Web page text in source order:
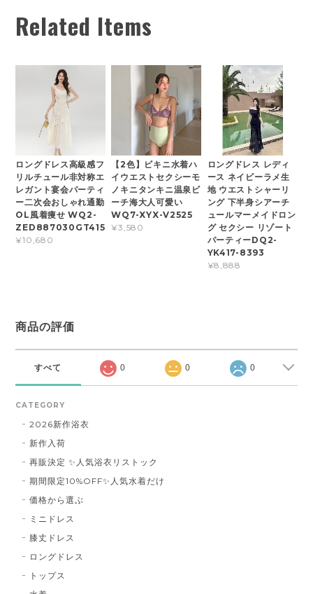
Related Items
ロングドレス高級感フ
リルチュール非対称エ
レガント宴会パーティ
ー二次会おしゃれ通勤
OL風着痩せ WQ2-
ZED887030GT415
¥10,680
【2色】ビキニ水着ハ
イウエストセクシーモ
ノキニタンキニ温泉ビ
ーチ海大人可愛い
WQ7-XYX-V2525
¥3,580
ロングドレス レディ
ース ネイビーラメ生
地 ウエストシャーリ
ング 下半身シアーチ
ュールマーメイドロン
グ セクシー リゾート
パーティーDQ2-
YK417-8393
¥8,888
商品の評価
すべて 0 0 0
CATEGORY
2026新作浴衣
新作入荷
再販決定 ✨人気浴衣リストック
期間限定10%OFF✨人気水着だけ
価格から選ぶ
ミニドレス
膝丈ドレス
ロングドレス
トップス